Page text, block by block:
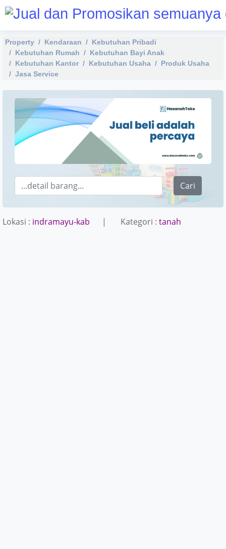
Property Kendaraan
Kebutuhan Pribadi
Kebutuhan Rumah
Kebutuhan Bayi Anak
Kebutuhan Kantor
Kebutuhan Usaha
Produk Usaha
Jasa Service
Cari
Lokasi : indramayu-kab | Kategori : tanah